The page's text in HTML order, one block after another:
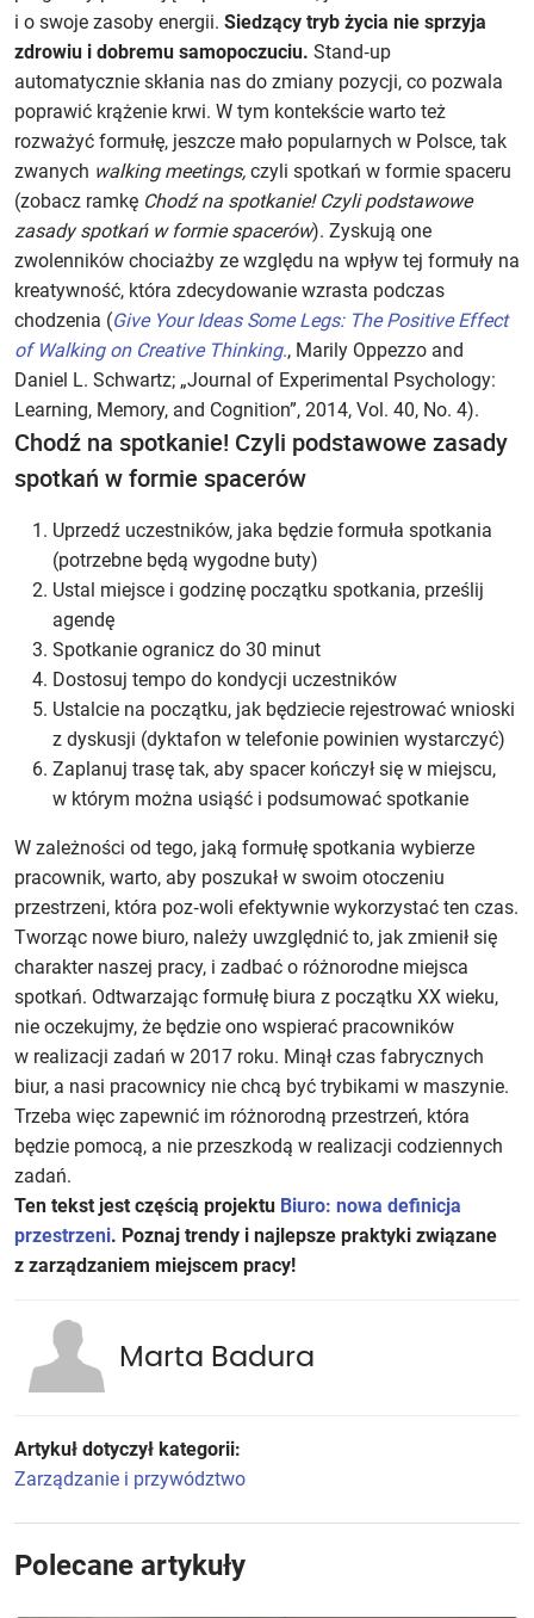
i o swoje zasoby energii. Siedzący tryb życia nie sprzyja
zdrowiu i dobremu samopoczuciu. Stand‑up
automatycznie skłania nas do zmiany pozycji, co pozwala
poprawić krążenie krwi. W tym kontekście warto też
rozważyć formułę, jeszcze mało popularnych w Polsce, tak
zwanych walking meetings, czyli spotkań w formie spaceru
(zobacz ramkę Chodź na spotkanie! Czyli podstawowe
zasady spotkań w formie spacerów). Zyskują one
zwolenników chociażby ze względu na wpływ tej formuły na
kreatywność, która zdecydowanie wzrasta podczas
chodzenia (Give Your Ideas Some Legs: The Positive Effect
of Walking on Creative Thinking., Marily Oppezzo and
Daniel L. Schwartz; „Journal of Experimental Psychology:
Learning, Memory, and Cognition”, 2014, Vol. 40, No. 4).
Chodź na spotkanie! Czyli podstawowe zasady
spotkań w formie spacerów
Uprzedź uczestników, jaka będzie formuła spotkania
(potrzebne będą wygodne buty)
Ustal miejsce i godzinę początku spotkania, prześlij
agendę
Spotkanie ogranicz do 30 minut
Dostosuj tempo do kondycji uczestników
Ustalcie na początku, jak będziecie rejestrować wnioski
z dyskusji (dyktafon w telefonie powinien wystarczyć)
Zaplanuj trasę tak, aby spacer kończył się w miejscu,
w którym można usiąść i podsumować spotkanie
W zależności od tego, jaką formułę spotkania wybierze
pracownik, warto, aby poszukał w swoim otoczeniu
przestrzeni, która poz‑woli efektywnie wykorzystać ten czas.
Tworząc nowe biuro, należy uwzględnić to, jak zmienił się
charakter naszej pracy, i zadbać o różnorodne miejsca
spotkań. Odtwarzając formułę biura z początku XX wieku,
nie oczekujmy, że będzie ono wspierać pracowników
w realizacji zadań w 2017 roku. Minął czas fabrycznych
biur, a nasi pracownicy nie chcą być trybikami w maszynie.
Trzeba więc zapewnić im różnorodną przestrzeń, która
będzie pomocą, a nie przeszkodą w realizacji codziennych
zadań.
Ten tekst jest częścią projektu Biuro: nowa definicja
przestrzeni. Poznaj trendy i najlepsze praktyki związane
z zarządzaniem miejscem pracy!
Marta Badura
Artykuł dotyczył kategorii:
Zarządzanie i przywództwo
Polecane artykuły